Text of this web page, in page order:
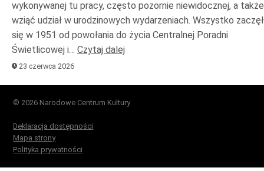
wykonywanej tu pracy, często pozornie niewidocznej, a także
wziąć udział w urodzinowych wydarzeniach. Wszystko
się w 1951 od powołania do życia Centralnej Poradni
Świetlicowej i… Czytaj dalej
23 czerwca 2026
© 2026 Narodowe Centrum Kultury
Deklaracja dostępności
Mapa strony
Polityka prywatności